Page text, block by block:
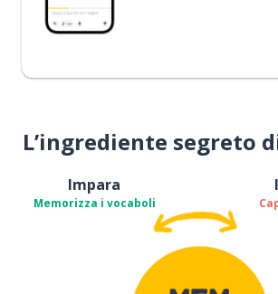
L’ingrediente segreto
Impara
Memorizza i vocaboli